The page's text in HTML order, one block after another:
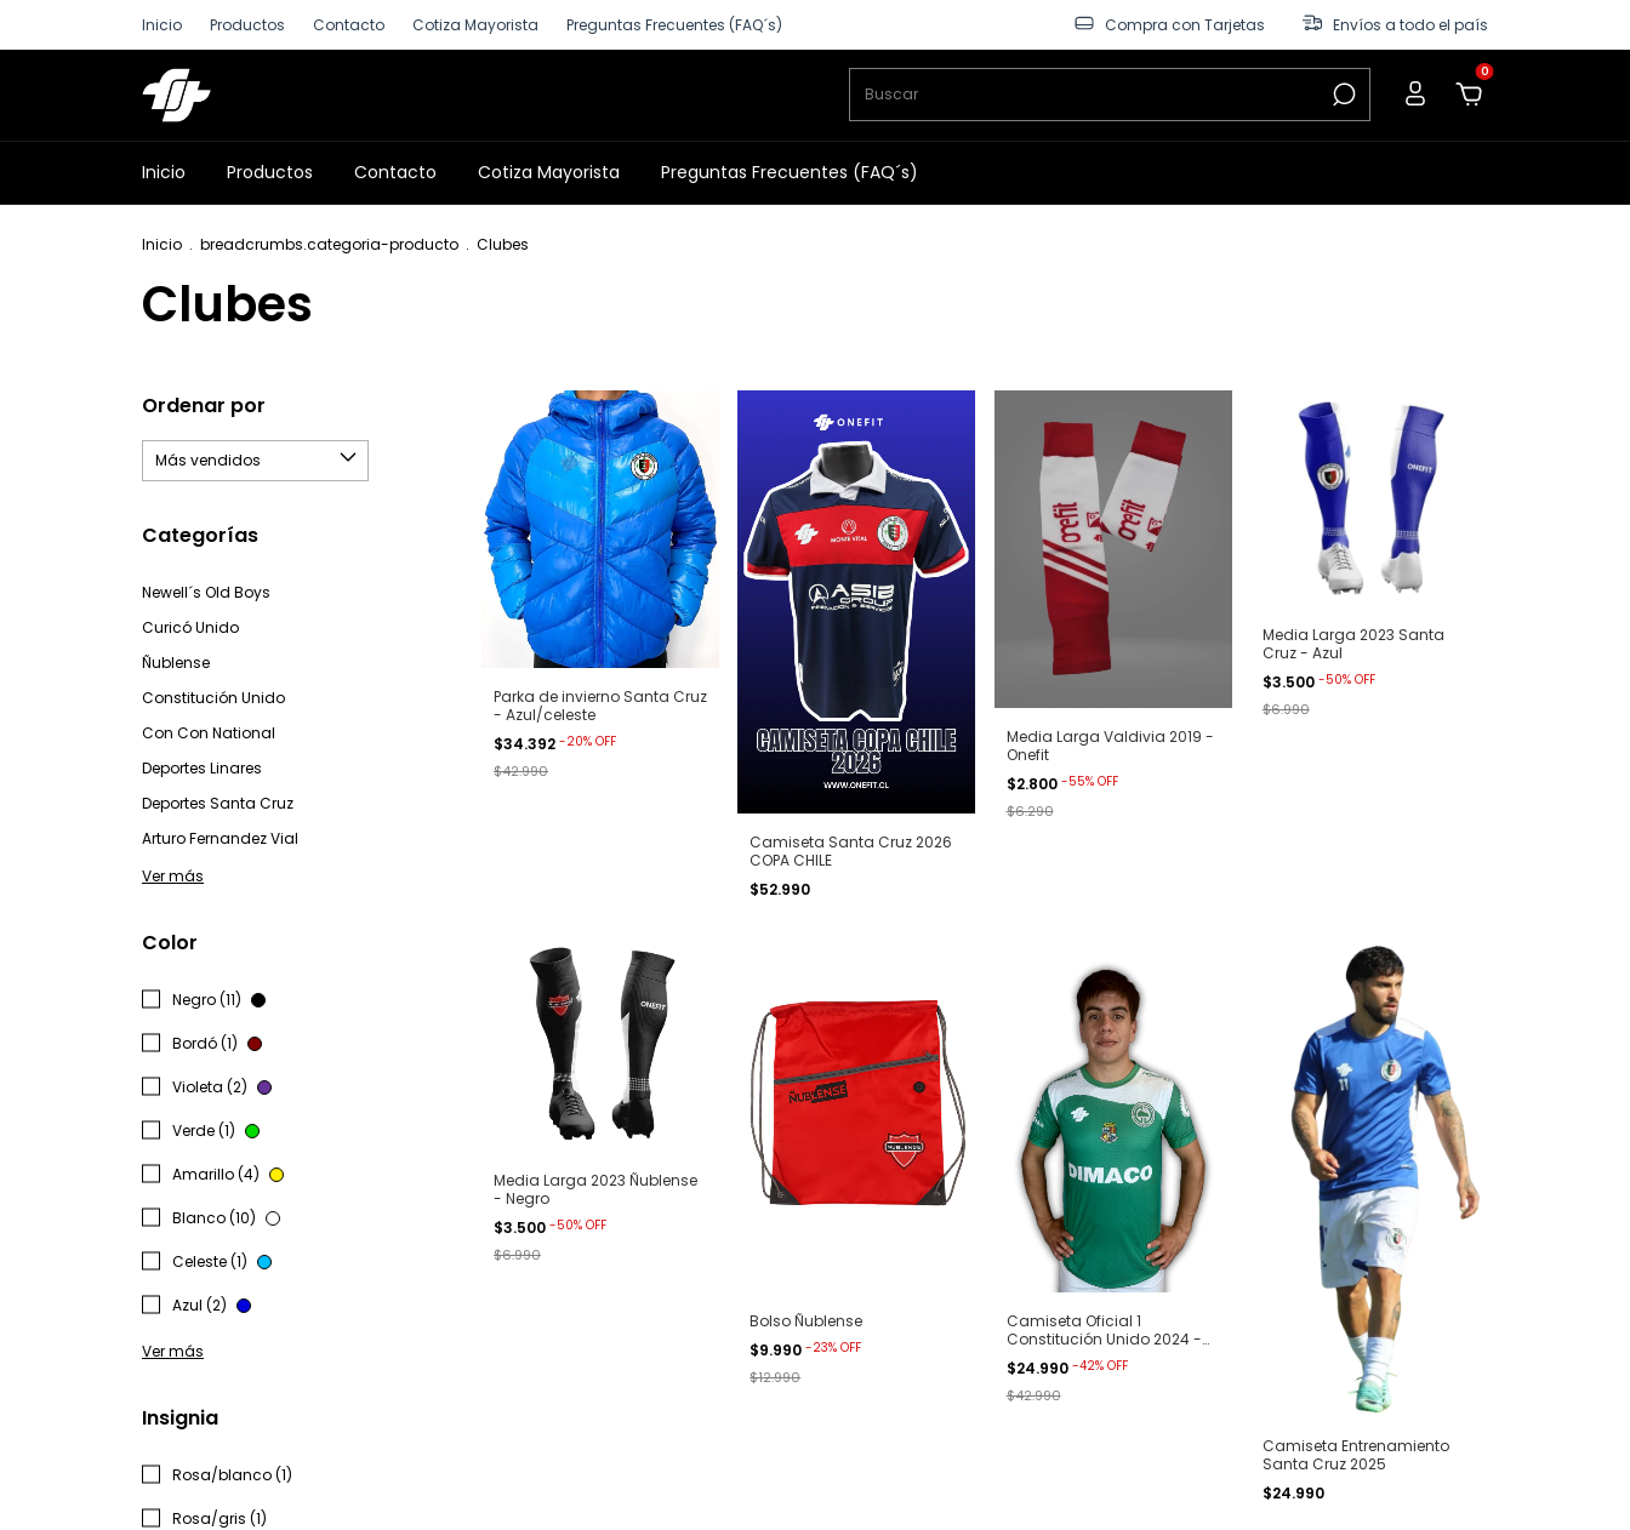
Inicio Productos Contacto Cotiza Mayorista Preguntas Frecuentes (FAQ´s) Compra con Tarjetas Envíos a todo el país
0
Inicio Productos Contacto Cotiza Mayorista Preguntas Frecuentes (FAQ´s)
Inicio . breadcrumbs.categoria-producto . Clubes
Clubes
Ordenar por
Categorías
Newell´s Old Boys
Curicó Unido
Ñublense
Constitución Unido
Con Con National
Deportes Linares
Deportes Santa Cruz
Arturo Fernandez Vial
Ver más
Color
Negro (11)
Bordó (1)
Violeta (2)
Verde (1)
Amarillo (4)
Blanco (10)
Celeste (1)
Azul (2)
Ver más
Insignia
Rosa/blanco (1)
Rosa/gris (1)
Parka de invierno Santa Cruz
- Azul/celeste
$34.392 -20% OFF
$42.990
Camiseta Santa Cruz 2026
COPA CHILE
$52.990
Media Larga Valdivia 2019 -
Onefit
$2.800 -55% OFF
$6.290
Media Larga 2023 Santa
Cruz - Azul
$3.500 -50% OFF
$6.990
Media Larga 2023 Ñublense
- Negro
$3.500 -50% OFF
$6.990
Bolso Ñublense
$9.990-23%OFF
$12.990
Camiseta Oficial 1
Constitución Unido 2024 -
Verde
$24.990 -42% OFF
$42.990
Camiseta Entrenamiento
Santa Cruz 2025
$24.990